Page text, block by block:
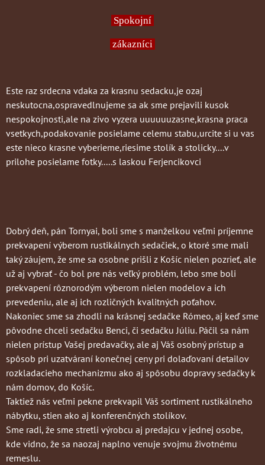
Spokojní
zákazníci
Este raz srdecna vdaka za krasnu sedacku,je ozaj
neskutocna,ospravedlnujeme sa ak sme prejavili kusok
nespokojnosti,ale na zivo vyzera uuuuuuzasne,krasna praca
vsetkych,podakovanie posielame celemu stabu,urcite si u vas
este nieco krasne vyberieme,riesime stolík a stolicky....v
prilohe posielame fotky.....s laskou Ferjencikovci
Dobrý deň, pán Tornyai, boli sme s manželkou veľmi príjemne
prekvapení výberom rustikálnych sedačiek, o ktoré sme mali
taký záujem, že sme sa osobne prišli z Košíc nielen pozrieť, ale
už aj vybrať - čo bol pre nás veľký problém, lebo sme boli
prekvapení rôznorodým výberom nielen modelov a ich
prevedeniu, ale aj ich rozličných kvalitných poťahov.
Nakoniec sme sa zhodli na krásnej sedačke Rómeo, aj keď sme
pôvodne chceli sedačku Benci, či sedačku Júliu. Páčil sa nám
nielen prístup Vašej predavačky, ale aj Váš osobný prístup a
spôsob pri uzatváraní konečnej ceny pri dolaďovaní detailov
rozkladacieho mechanizmu ako aj spôsobu dopravy sedačky k
nám domov, do Košíc.
Taktiež nás veľmi pekne prekvapil Váš sortiment rustikálneho
nábytku, stien ako aj konferenčných stolíkov.
Sme radi, že sme stretli výrobcu aj predajcu v jednej osobe,
kde vidno, že sa naozaj naplno venuje svojmu životnému
remeslu.